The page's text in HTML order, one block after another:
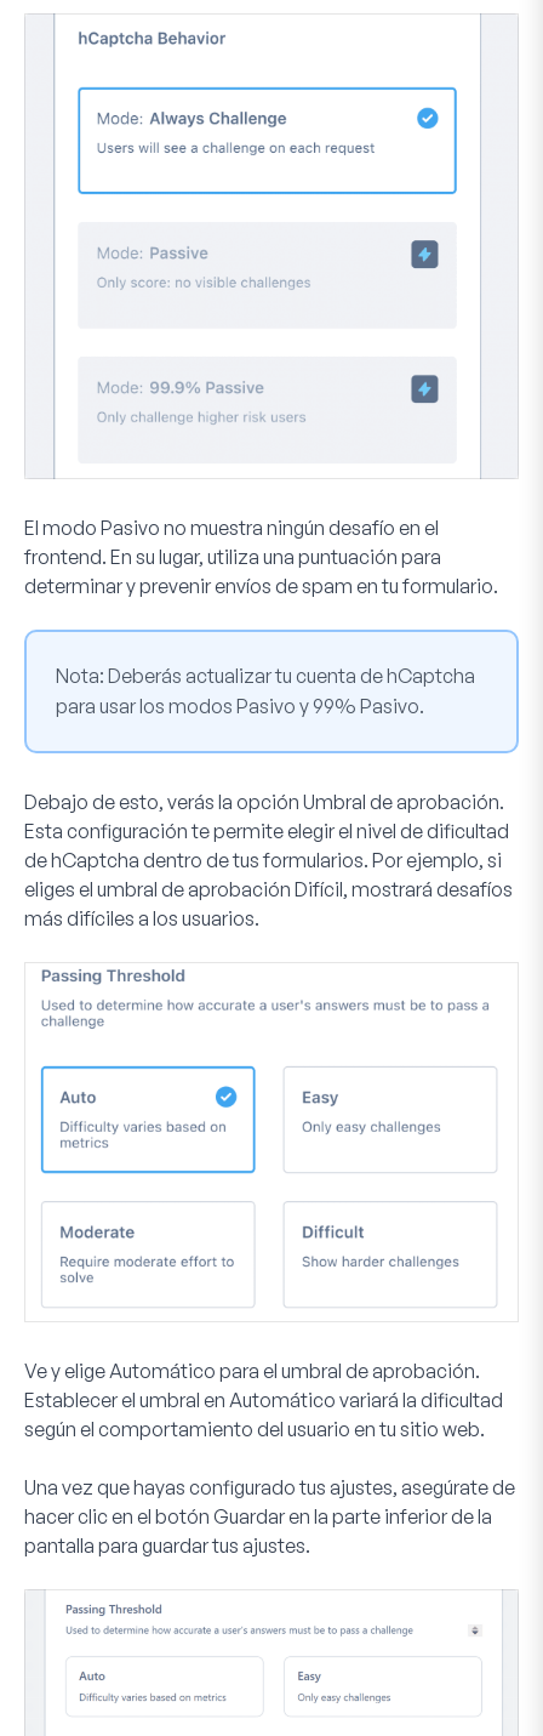
El modo Pasivo no muestra ningún desafío en el
frontend. En su lugar, utiliza una puntuación para
determinar y prevenir envíos de spam en tu formulario.
Nota: Deberás actualizar tu cuenta de hCaptcha
para usar los modos Pasivo y 99% Pasivo.
Debajo de esto, verás la opción Umbral de aprobación.
Esta configuración te permite elegir el nivel de dificultad
de hCaptcha dentro de tus formularios. Por ejemplo, si
eliges el umbral de aprobación Difícil, mostrará desafíos
más difíciles a los usuarios.
Ve y eligeAutomático para el umbral de aprobación.
Establecer el umbral en Automático variará la dificultad
según el comportamiento del usuario en tu sitio web.
Una vez que hayas configurado tus ajustes, asegúrate de
hacer clic en el botón Guardaren la parte inferior de la
pantalla para guardar tus ajustes.